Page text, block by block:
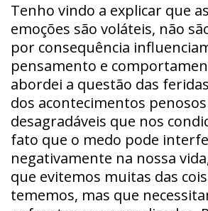
Tenho vindo a explicar que
emoções são voláteis, não
por consequência
pensamento e
abordei a questão das
dos acontecimentos
desagradáveis que nos
fato que o medo pode
negativamente na nossa
que evitemos muitas das
tememos, mas que